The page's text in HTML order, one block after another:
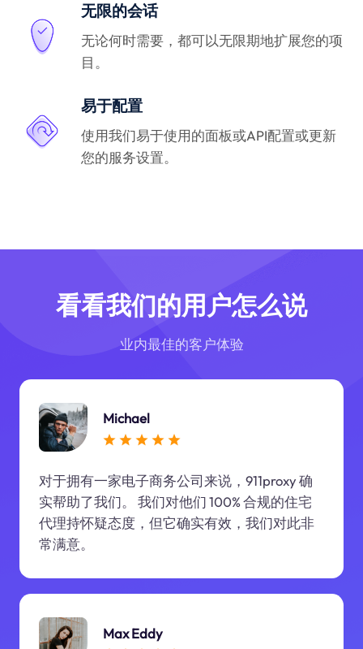
无限的会话
无论何时需要，都可以无限期地扩展您的项
目。
易于配置
使用我们易于使用的面板或API配置或更新
您的服务设置。
看看我们的用户怎么说
业内最佳的客户体验
Michael
对于拥有一家电子商务公司来说，911proxy 确
实帮助了我们。 我们对他们 100% 合规的住宅
代理持怀疑态度，但它确实有效，我们对此非
常满意。
Max Eddy